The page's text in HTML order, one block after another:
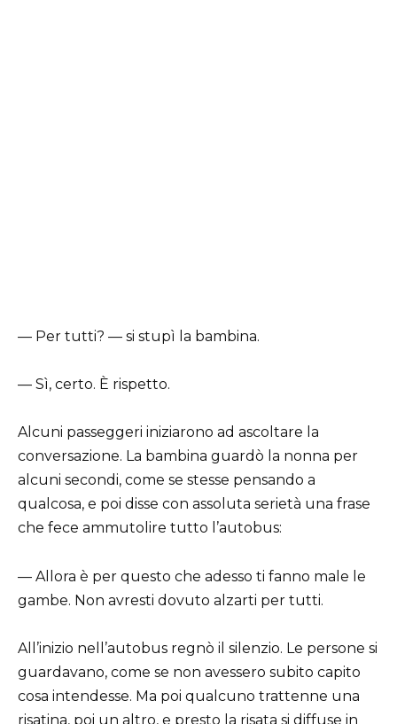
— Per tutti? — si stupì la bambina.
— Sì, certo. È rispetto.
Alcuni passeggeri iniziarono ad ascoltare la
conversazione. La bambina guardò la nonna per
alcuni secondi, come se stesse pensando a
qualcosa, e poi disse con assoluta serietà una frase
che fece ammutolire tutto l’autobus:
— Allora è per questo che adesso ti fanno male le
gambe. Non avresti dovuto alzarti per tutti.
All’inizio nell’autobus regnò il silenzio. Le persone si
guardavano, come se non avessero subito capito
cosa intendesse. Ma poi qualcuno trattenne una
risatina, poi un altro, e presto la risata si diffuse in